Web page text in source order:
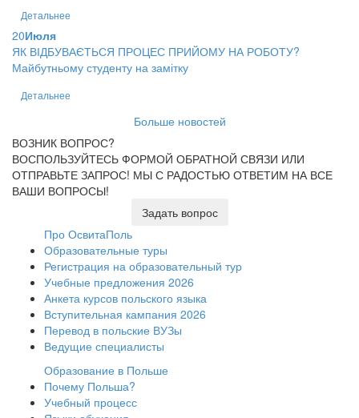
Детальнее
20Июля
ЯК ВІДБУВАЄТЬСЯ ПРОЦЕС ПРИЙОМУ НА РОБОТУ?
Майбутньому студенту на замітку
Детальнее
Больше новостей
ВОЗНИК ВОПРОС?
ВОСПОЛЬЗУЙТЕСЬ ФОРМОЙ ОБРАТНОЙ СВЯЗИ ИЛИ
ОТПРАВЬТЕ ЗАПРОС! МЫ С РАДОСТЬЮ ОТВЕТИМ НА ВСЕ
ВАШИ ВОПРОСЫ!
Задать вопрос
Про ОсвитаПоль
Образовательные туры
Регистрация на образовательный тур
Учебные предложения 2026
Анкета курсов польского языка
Вступительная кампания 2026
Перевод в польские ВУЗы
Ведущие специалисты
Образование в Польше
Почему Польша?
Учебный процесс